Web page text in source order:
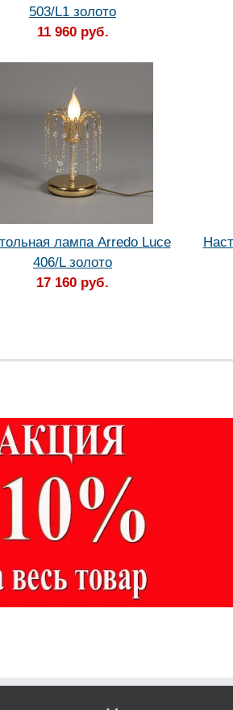
503/L1 золото
11 960 руб.
лампа Arredo Luce
406/L золото
17 160 руб.